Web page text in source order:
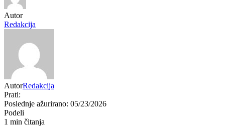
Autor
Redakcija
AutorRedakcija
Prati:
Poslednje ažurirano: 05/23/2026
Podeli
1 min čitanja